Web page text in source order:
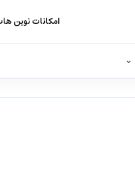
امکانات نوین